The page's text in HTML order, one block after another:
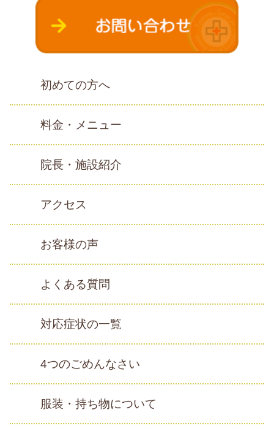
初めての方へ
料金・メニュー
院長・施設紹介
アクセス
お客様の声
よくある質問
対応症状の一覧
4つのごめんなさい
服装・持ち物について